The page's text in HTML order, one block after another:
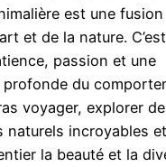
est une fusion
et de la nature.
passion et une
du
voyager, explorer
naturels incroyables
la beauté et la